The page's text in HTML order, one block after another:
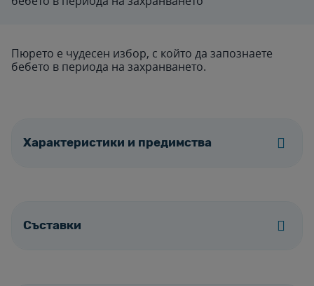
Пюрето е чудесен избор, с който да запознаете
бебето в периода на захранването.
Характеристики и предимства
Съставки